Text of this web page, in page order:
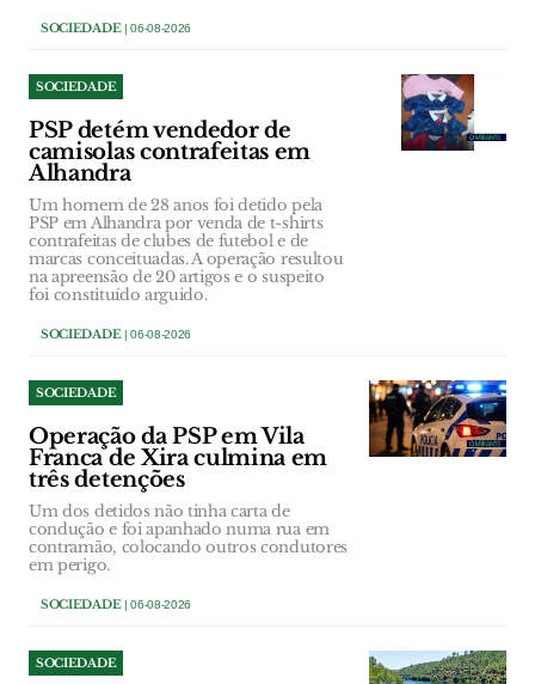
SOCIEDADE| 06-08-2026
SOCIEDADE
PSP detém vendedor de
camisolas contrafeitas em
Alhandra
Um homem de 28 anos foi detido pela
PSP em Alhandra por venda de t-shirts
contrafeitas de clubes de futebol e de
marcas conceituadas. A operação resultou
na apreensão de 20 artigos e o suspeito
foi constituído arguido.
SOCIEDADE| 06-08-2026
SOCIEDADE
Operação da PSP em Vila
Franca de Xira culmina em
três detenções
Um dos detidos não tinha carta de
condução e foi apanhado numa rua em
contramão, colocando outros condutores
em perigo.
SOCIEDADE| 06-08-2026
SOCIEDADE